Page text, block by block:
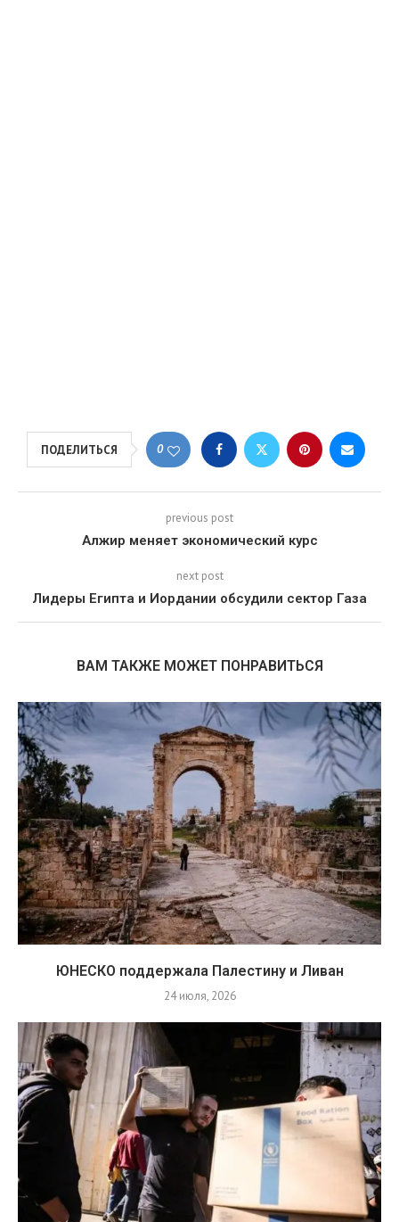
ПОДЕЛИТЬСЯ 0
previous post
Алжир меняет экономический курс
next post
Лидеры Египта и Иордании обсудили сектор Газа
ВАМ ТАКЖЕ МОЖЕТ ПОНРАВИТЬСЯ
ЮНЕСКО поддержала Палестину и Ливан
24 июля, 2026